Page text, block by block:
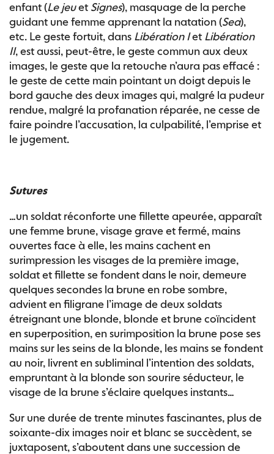
enfant (Le jeuetSignes), masquage de la perche
guidant une femme apprenant la natation (Sea),
etc. Le geste fortuit, dans Libération Iet Libération
II, est aussi, peut-être, le geste commun aux deux
images, le geste que la retouche n’aura pas effacé :
le geste de cette main pointant un doigt depuis le
bord gauche des deux images qui, malgré la pudeur
rendue, malgré la profanation réparée, ne cesse de
faire poindre l’accusation, la culpabilité, l’emprise et
le jugement.
Sutures
…un soldat réconforte une fillette apeurée, apparaît
une femme brune, visage grave et fermé, mains
ouvertes face à elle, les mains cachent en
surimpression les visages de la première image,
soldat et fillette se fondent dans le noir, demeure
quelques secondes la brune en robe sombre,
advient en filigrane l’image de deux soldats
étreignant une blonde, blonde et brune coïncident
en superposition, en surimposition la brune pose ses
mains sur les seins de la blonde, les mains se fondent
au noir, livrent en subliminal l’intention des soldats,
empruntant à la blonde son sourire séducteur, le
visage de la brune s’éclaire quelques instants…
Sur une durée de trente minutes fascinantes, plus de
soixante-dix images noir et blanc se succèdent, se
juxtaposent, s’aboutent dans une succession de